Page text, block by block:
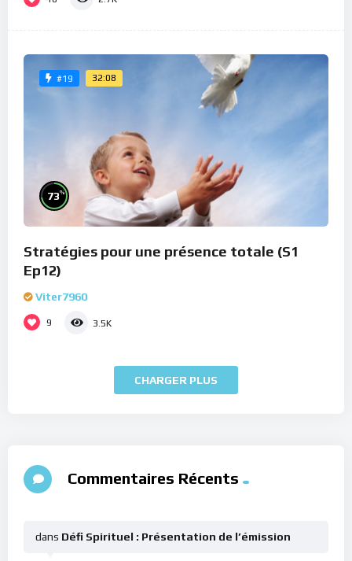
#19 32:08
73%
Stratégies pour une présence totale (S1
Ep12)
Viter7960
9 3.5K
CHARGER PLUS
Commentaires Récents
dans Défi Spirituel : Présentation de l’émission